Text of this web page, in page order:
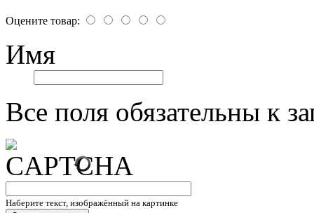
Оцените товар:
Имя
Все поля обязательны к
Наберите текст, изображённый на картинке